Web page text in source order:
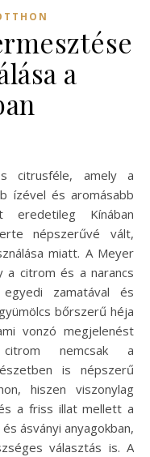
a
ízével és aromásabb
Kínában
népszerűvé vált,
miatt. A Meyer
a citrom és a narancs
zamatával és
bőrszerű héja
vonzó megjelenést
nemcsak a
is népszerű
hiszen viszonylag
a friss illat mellett a
ásványi anyagokban,
választás is. A